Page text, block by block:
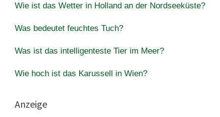
Wie ist das Wetter in Holland an der Nordseeküste?
Was bedeutet feuchtes Tuch?
Was ist das intelligenteste Tier im Meer?
Wie hoch ist das Karussell in Wien?
Anzeige